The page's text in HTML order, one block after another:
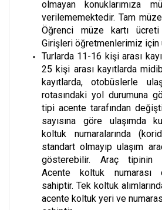
olmayan konuklarımıza
verilememektedir. Tam
Öğrenci müze kartı
Girişleri öğretmenlerimiz için
Turlarda 11-16 kişi arası
25 kişi arası kayıtlarda
kayıtlarda, otobüslerle
rotasındaki yol durumuna
tipi acente tarafından
sayısına göre ulaşımda
koltuk numaralarında
standart olmayıp ulaşım
gösterebilir. Araç tipinin
Acente koltuk numarası
sahiptir. Tek koltuk
acente koltuk yeri ve